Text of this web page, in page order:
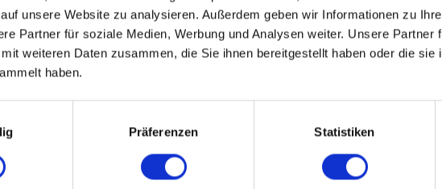
unsere Website zu analysieren. Außerdem geben wir Informationen zu
Partner für soziale Medien, Werbung und Analysen weiter. Unsere Partner
weiteren Daten zusammen, die Sie ihnen bereitgestellt haben oder die sie
haben.
Präferenzen Statistiken